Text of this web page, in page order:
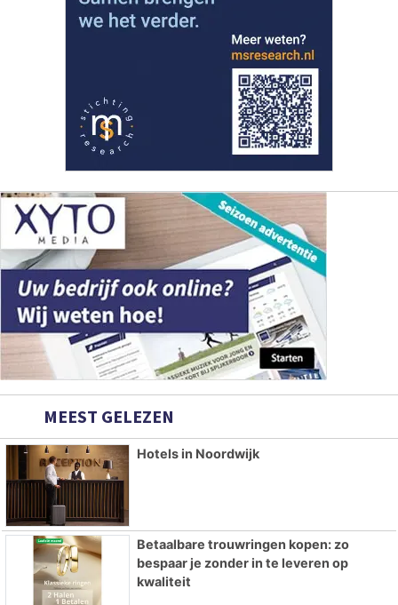
MEEST GELEZEN
Hotels in Noordwijk
Betaalbare trouwringen kopen: zo
bespaar je zonder in te leveren op
kwaliteit